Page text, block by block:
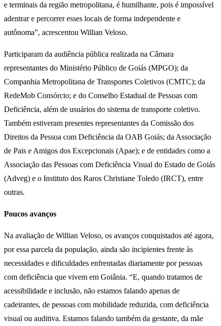
e terminais da região metropolitana, é humilhante, pois é impossível
adentrar e percorrer esses locais de forma independente e
autônoma”, acrescentou Willian Veloso.
Participaram da audiência pública realizada na Câmara
representantes do Ministério Público de Goiás (MPGO); da
Companhia Metropolitana de Transportes Coletivos (CMTC); da
RedeMob Consórcio; e do Conselho Estadual de Pessoas com
Deficiência, além de usuários do sistema de transporte coletivo.
Também estiveram presentes representantes da Comissão dos
Direitos da Pessoa com Deficiência da OAB Goiás; da Associação
de Pais e Amigos dos Excepcionais (Apae); e de entidades como a
Associação das Pessoas com Deficiência Visual do Estado de Goiás
(Adveg) e o Instituto dos Raros Christiane Toledo (IRCT), entre
outras.
Poucos avanços
Na avaliação de Willian Veloso, os avanços conquistados até agora,
por essa parcela da população, ainda são incipientes frente às
necessidades e dificuldades enfrentadas diariamente por pessoas
com deficiência que vivem em Goiânia. “E, quando tratamos de
acessibilidade e inclusão, não estamos falando apenas de
cadeirantes, de pessoas com mobilidade reduzida, com deficiência
visual ou auditiva. Estamos falando também da gestante, da mãe